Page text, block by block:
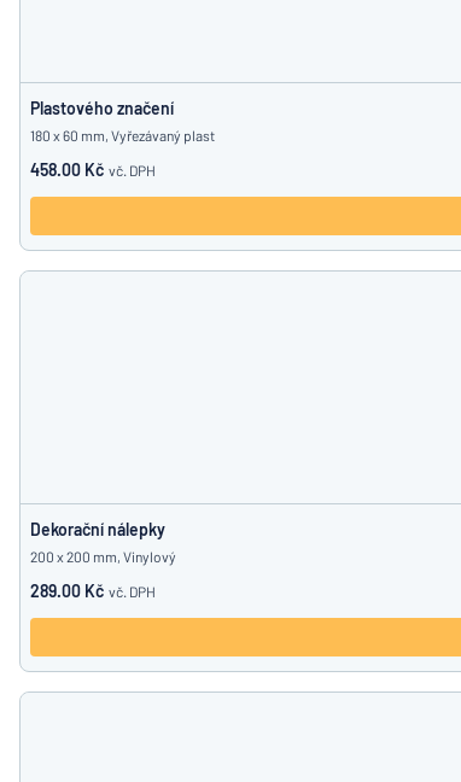
Plastového značení
180 x 60 mm, Vyřezávaný plast
458.00 Kč vč. DPH
Dekorační nálepky
200 x 200 mm, Vinylový
289.00 Kč vč. DPH